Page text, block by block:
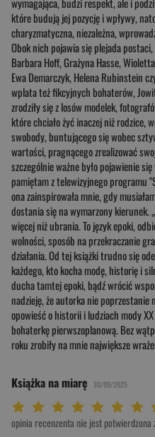
które budują jej pozycję i wpływy,
charyzmatyczna, niezależna,
Obok nich pojawia się plejada
Barbara Hoff, Grażyna Hasse,
Ewa Demarczyk, Helena Rubinstein
wplata też fikcyjnych bohaterów,
zrodziły się z losów modelek,
które chciało żyć inaczej niż rodzice,
swobody, buntującego się wobec
wartości, pragnącego zrealizować
szczególnie ważne było pojawienie
pamiętam z telewizyjnego programu
ona zainspirowała mnie, gdy
dostania się na wymarzony kierunek.
więcej niż ubrania. To język epoki,
wolności, sposób na przekraczanie
działania. Od tej książki trudno się
każdego, kto kocha modę, historię i
ducha tamtej epoki, bądź wrócić
nadzieję, że autorka nie
opowieść o historii i ludziach mody
bohaterkę pierwszoplanową. Bez
roku zrobiły na mnie największe
Książka na miarę 30/09/2025
Twoja
Twoja ocena:
Twoja ocena: Może
Twoja ocena: Słaba 3/10"
Twoja ocena: Bardzo słaba 2/
Twoja ocena: Beznadziejna 1/10"
opinia recenzenta nie jest potwierdzona